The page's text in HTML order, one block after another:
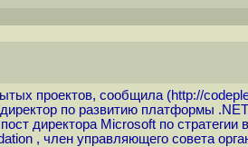
проектов, сообщила (http://
по развитию платформы
директора Microsoft по
, член управляющего совета